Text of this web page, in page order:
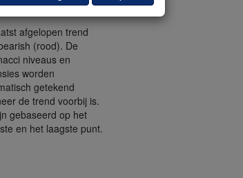
afgelopen trend
(rood). De
niveaus en
worden
getekend
de trend voorbij is.
gebaseerd op het
en het laagste punt.